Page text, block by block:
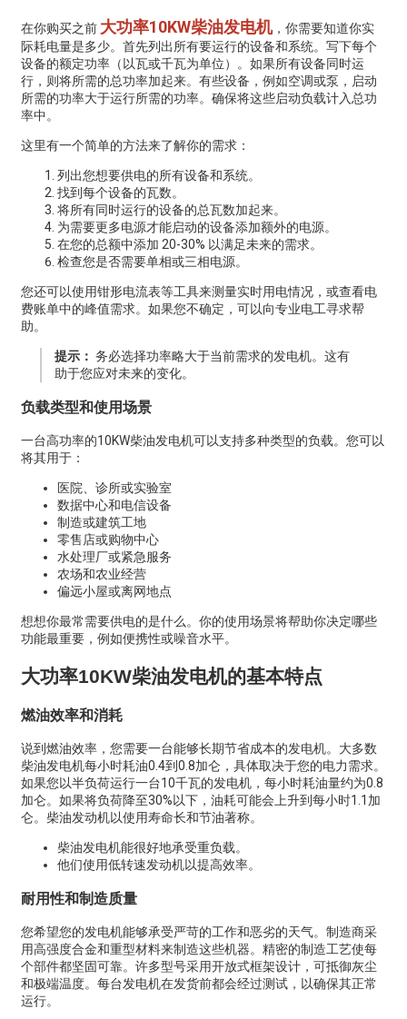
在你购买之前 大功率10KW柴油发电机，你需要知道你实
际耗电量是多少。首先列出所有要运行的设备和系统。写下每个
设备的额定功率（以瓦或千瓦为单位）。如果所有设备同时运
行，则将所需的总功率加起来。有些设备，例如空调或泵，启动
所需的功率大于运行所需的功率。确保将这些启动负载计入总功
率中。
这里有一个简单的方法来了解你的需求：
列出您想要供电的所有设备和系统。
找到每个设备的瓦数。
将所有同时运行的设备的总瓦数加起来。
为需要更多电源才能启动的设备添加额外的电源。
在您的总额中添加 20-30% 以满足未来的需求。
检查您是否需要单相或三相电源。
您还可以使用钳形电流表等工具来测量实时用电情况，或查看电
费账单中的峰值需求。如果您不确定，可以向专业电工寻求帮
助。
提示： 务必选择功率略大于当前需求的发电机。这有
助于您应对未来的变化。
负载类型和使用场景
一台高功率的10KW柴油发电机可以支持多种类型的负载。您可以
将其用于：
医院、诊所或实验室
数据中心和电信设备
制造或建筑工地
零售店或购物中心
水处理厂或紧急服务
农场和农业经营
偏远小屋或离网地点
想想你最常需要供电的是什么。你的使用场景将帮助你决定哪些
功能最重要，例如便携性或噪音水平。
大功率10KW柴油发电机的基本特点
燃油效率和消耗
说到燃油效率，您需要一台能够长期节省成本的发电机。大多数
柴油发电机每小时耗油0.4到0.8加仑，具体取决于您的电力需求。
如果您以半负荷运行一台10千瓦的发电机，每小时耗油量约为0.8
加仑。如果将负荷降至30%以下，油耗可能会上升到每小时1.1加
仑。柴油发动机以使用寿命长和节油著称。
柴油发电机能很好地承受重负载。
他们使用低转速发动机以提高效率。
耐用性和制造质量
您希望您的发电机能够承受严苛的工作和恶劣的天气。制造商采
用高强度合金和重型材料来制造这些机器。精密的制造工艺使每
个部件都坚固可靠。许多型号采用开放式框架设计，可抵御灰尘
和极端温度。每台发电机在发货前都会经过测试，以确保其正常
运行。